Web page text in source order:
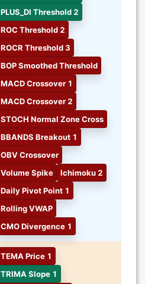
PLUS_DI Threshold 2
ROC Threshold 2
ROCR Threshold 3
BOP Smoothed Threshold
MACD Crossover 1
MACD Crossover 2
STOCH Normal Zone Cross
BBANDS Breakout 1
OBV Crossover
Volume Spike
Ichimoku 2
Daily Pivot Point 1
Rolling VWAP
CMO Divergence 1
TEMA Price 1
TRIMA Slope 1